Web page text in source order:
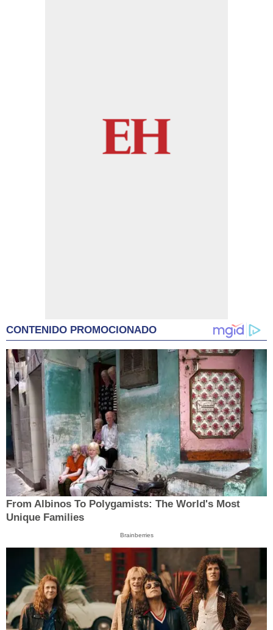
CONTENIDO PROMOCIONADO
From Albinos To Polygamists: The World's Most
Unique Families
Brainberries